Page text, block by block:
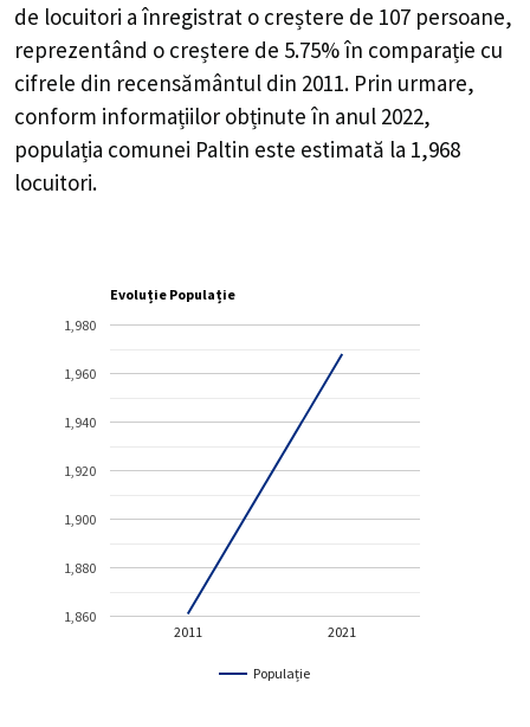
de locuitori a înregistrat o creștere de 107 persoane,
reprezentând o creștere de 5.75%în comparație cu
cifrele din recensământul din 2011. Prin urmare,
conform informațiilor obținute în anul 2022,
populația comunei Paltin este estimată la 1,968
locuitori.
Evoluție Populație
Populație
2011 2021
1,860
1,880
1,900
1,920
1,940
1,960
1,980